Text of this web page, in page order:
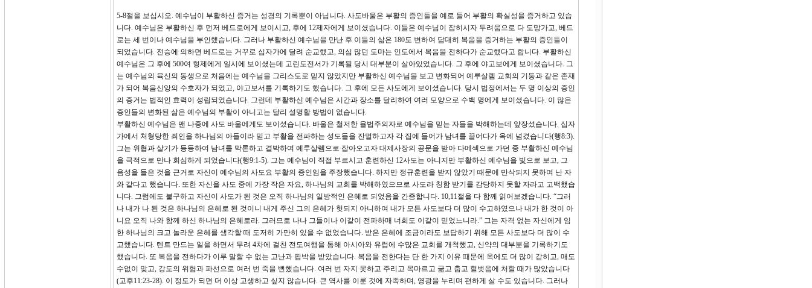
5-8절을 보십시오. 예수님이 부활하신 증거는 성경의 기록뿐이 아닙니다. 사도바울은 부활의 증인들을 예로 들어 부활의 확실성을 증거하고 있습
니다. 예수님은 부활하신 후 먼저 베드로에게 보이시고, 후에 12제자에게 보이셨습니다. 이들은 예수님이 잡히시자 두려움으로 다 도망가고, 베드
로는 세 번이나 예수님을 부인했습니다. 그러나 부활하신 예수님을 만난 후 이들의 삶은 180도 변하여 담대히 복음을 증거하는 부활의 증인들이
되었습니다. 전승에 의하면 베드로는 거꾸로 십자가에 달려 순교했고, 의심 많던 도마는 인도에서 복음을 전하다가 순교했다고 합니다. 부활하신
예수님은 그 후에 500여 형제에게 일시에 보이셨는데 고린도전서가 기록될 당시 대부분이 살아있었습니다. 그 후에 야고보에게 보이셨습니다. 그
는 예수님의 육신의 동생으로 처음에는 예수님을 그리스도로 믿지 않았지만 부활하신 예수님을 보고 변화되어 예루살렘 교회의 기둥과 같은 존재
가 되어 복음신앙의 수호자가 되었고, 야고보서를 기록하기도 했습니다. 그 후에 모든 사도에게 보이셨습니다. 당시 법정에서는 두 명 이상의 증인
의 증거는 법적인 효력이 성립되었습니다. 그런데 부활하신 예수님은 시간과 장소를 달리하여 여러 모양으로 수백 명에게 보이셨습니다. 이 많은
증인들의 변화된 삶은 예수님의 부활이 아니고는 달리 설명할 방법이 없습니다.
부활하신 예수님은 맨 나중에 사도 바울에게도 보이셨습니다. 바울은 철저한 율법주의자로 예수님을 믿는 자들을 박해하는데 앞장섰습니다. 십자
가에서 처형당한 죄인을 하나님의 아들이라 믿고 부활을 전파하는 성도들을 잔멸하고자 각 집에 들어가 남녀를 끌어다가 옥에 넘겼습니다(행8:3).
그는 위협과 살기가 등등하여 남녀를 막론하고 결박하여 예루살렘으로 잡아오고자 대제사장의 공문을 받아 다메섹으로 가던 중 부활하신 예수님
을 극적으로 만나 회심하게 되었습니다(행9:1-5). 그는 예수님이 직접 부르시고 훈련하신 12사도는 아니지만 부활하신 예수님을 빛으로 보고, 그
음성을 들은 것을 근거로 자신이 예수님의 사도요 부활의 증인임을 주장했습니다. 하지만 정규훈련을 받지 않았기 때문에 만삭되지 못하여 난 자
와 같다고 했습니다. 또한 자신을 사도 중에 가장 작은 자요, 하나님의 교회를 박해하였으므로 사도라 칭함 받기를 감당하지 못할 자라고 고백했습
니다. 그럼에도 불구하고 자신이 사도가 된 것은 오직 하나님의 일방적인 은혜로 되었음을 간증합니다. 10,11절을 다 함께 읽어보겠습니다. “그러
나 내가 나 된 것은 하나님의 은혜로 된 것이니 내게 주신 그의 은혜가 헛되지 아니하여 내가 모든 사도보다 더 많이 수고하였으나 내가 한 것이 아
니요 오직 나와 함께 하신 하나님의 은혜로라. 그러므로 나나 그들이나 이같이 전파하매 너희도 이같이 믿었느니라.” 그는 자격 없는 자신에게 임
한 하나님의 크고 놀라운 은혜를 생각할 때 도저히 가만히 있을 수 없었습니다. 받은 은혜에 조금이라도 보답하기 위해 모든 사도보다 더 많이 수
고했습니다. 텐트 만드는 일을 하면서 무려 4차에 걸친 전도여행을 통해 아시아와 유럽에 수많은 교회를 개척했고, 신약의 대부분을 기록하기도
했습니다. 또 복음을 전하다가 이루 말할 수 없는 고난과 핍박을 받았습니다. 복음을 전한다는 단 한 가지 이유 때문에 옥에도 더 많이 갇히고, 매도
수없이 맞고, 강도의 위험과 파선으로 여러 번 죽을 뻔했습니다. 여러 번 자지 못하고 주리고 목마르고 굶고 춥고 헐벗음에 처할 때가 많았습니다
(고후11:23-28). 이 정도가 되면 더 이상 고생하고 싶지 않습니다. 큰 역사를 이룬 것에 자족하며, 영광을 누리며 편하게 살 수도 있습니다. 그러나